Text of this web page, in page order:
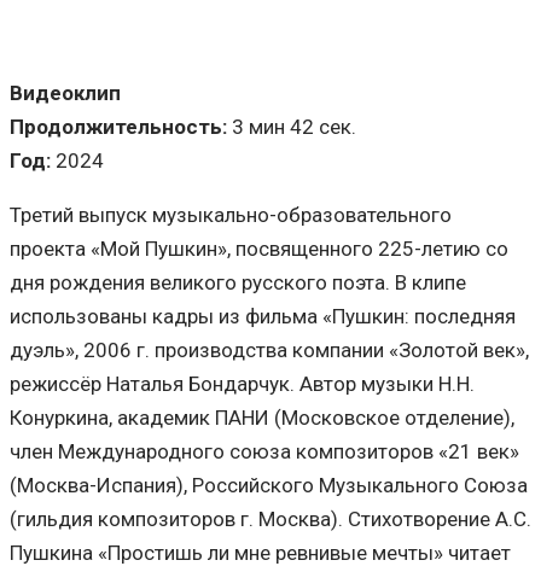
Видеоклип
Продолжительность: 3 мин 42 сек.
Год: 2024
Третий выпуск музыкально-образовательного
проекта «Мой Пушкин», посвященного 225-летию со
дня рождения великого русского поэта. В клипе
использованы кадры из фильма «Пушкин: последняя
дуэль», 2006 г. производства компании «Золотой век»,
режиссёр Наталья Бондарчук. Автор музыки Н.Н.
Конуркина, академик ПАНИ (Московское отделение),
член Международного союза композиторов «21 век»
(Москва-Испания), Российского Музыкального Союза
(гильдия композиторов г. Москва). Стихотворение А.С.
Пушкина «Простишь ли мне ревнивые мечты» читает